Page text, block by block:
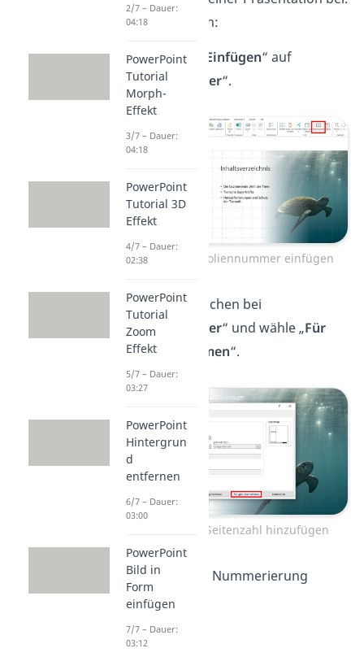
fügst
du sie ein:
Klicke unter „
Einfügen“ auf
„Foliennummer“.
PowerPoint Foliennummer einfügen
Setze das Häkchen bei
„Foliennummer“ und wähle „Für
alle übernehmen“.
PowerPoint Seitenzahl hinzufügen
Jetzt siehst du die Nummerierung
unten rechts
2/7 – Dauer:
04:18
PowerPoint
Tutorial
Morph-
Effekt
3/7 – Dauer:
04:18
PowerPoint
Tutorial 3D
Effekt
4/7 – Dauer:
02:38
PowerPoint
Tutorial
Zoom
Effekt
5/7 – Dauer:
03:27
PowerPoint
Hintergrun
d
entfernen
6/7 – Dauer:
03:00
PowerPoint
Bild in
Form
einfügen
7/7 – Dauer:
03:12